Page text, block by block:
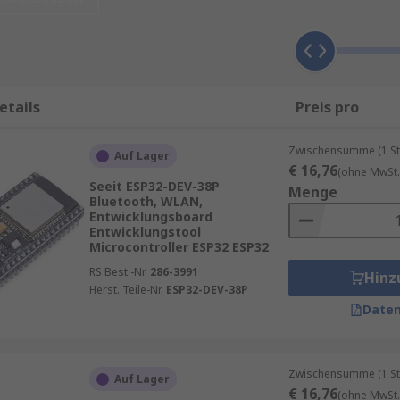
mit kleinem Formfaktor, die wie normale PCs oder
die Möglichkeiten endlos. Sie können SBCs mit dem
oder eine andere Aufgabe.
denen Sie Ihre Hauptplatinen optimal nutzen können.
bestimmteSoftware . Normalerweise kann die
IoT-Geräten über Automatisierungstechnik bis hin
Entwickler leistungsfähige Werkzeuge wie:
Preis pro
Auf Lager
Seeit ESP32-DEV-38P
Bluetooth, WLAN,
Entwicklungsboard
Entwicklungstool
Microcontroller ESP32 ESP32
RS Best.-Nr. 286-3991
Herst. Teile-Nr. ESP32-DEV-38P
Zwischensumme (1
€ 16,76(ohne
Menge
Auf Lager Zwischensumme (1
€ 16,76(ohne